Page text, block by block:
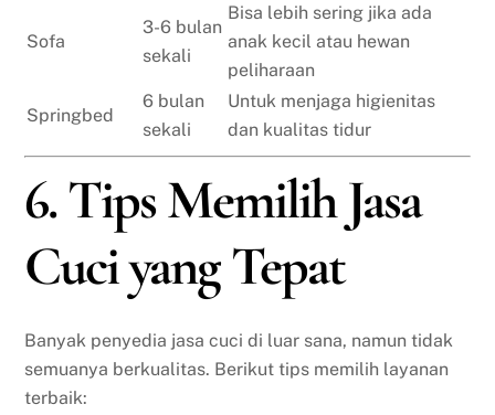
Sofa
3-6 bulan
sekali
Bisa lebih sering jika ada
anak kecil atau hewan
peliharaan
Springbed
6 bulan
sekali
Untuk menjaga higienitas
dan kualitas tidur
6. Tips Memilih Jasa
Cuci yang Tepat
Banyak penyedia jasa cuci di luar sana, namun tidak
semuanya berkualitas. Berikut tips memilih layanan
terbaik: